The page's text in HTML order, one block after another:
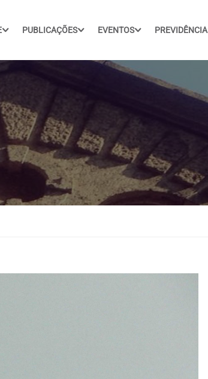
PUBLICAÇÕES EVENTOS PREVIDÊNCIA